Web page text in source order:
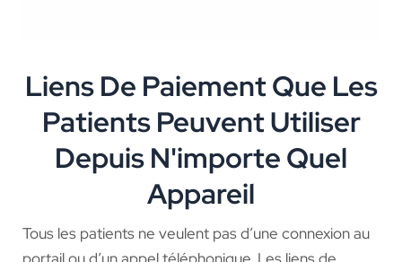
Liens De Paiement Que Les
Patients Peuvent Utiliser
Depuis N'importe Quel
Appareil
Tous les patients ne veulent pas d’une connexion au